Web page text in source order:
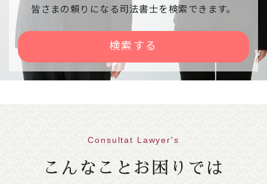
下記相談会が、雪の影響で中止になりました。
【日時】令和８年２月９日（月） １３：００
～１６：００
【会場】右京区役所京北出張所
86.1KB
2026年01月09日
皆さまの頼りになる司法書士を検索できます。
検索する
Consultat Lawyer's
こんなことお困りでは